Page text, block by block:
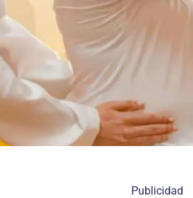
Publicidad